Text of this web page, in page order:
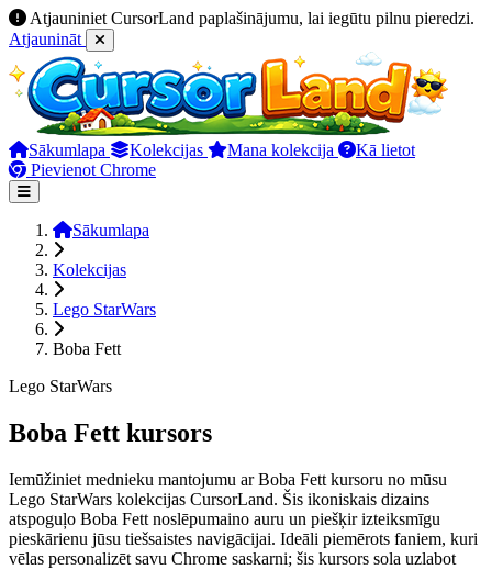
Atjauniniet CursorLand paplašinājumu, lai iegūtu pilnu pieredzi.
Atjaunināt
Sākumlapa Kolekcijas Mana kolekcija
Kā lietot
Pievienot Chrome
Sākumlapa
Kolekcijas
Lego StarWars
Boba Fett
Lego StarWars
Boba Fett kursors
Iemūžiniet mednieku mantojumu ar Boba Fett kursoru no mūsu
Lego StarWars kolekcijas CursorLand. Šis ikoniskais dizains
atspoguļo Boba Fett noslēpumaino auru un piešķir izteiksmīgu
pieskārienu jūsu tiešsaistes navigācijai. Ideāli piemērots faniem, kuri
vēlas personalizēt savu Chrome saskarni; šis kursors sola uzlabot